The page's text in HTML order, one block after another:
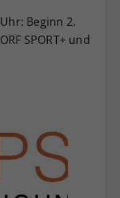
Beginn 2.
SPORT+ und